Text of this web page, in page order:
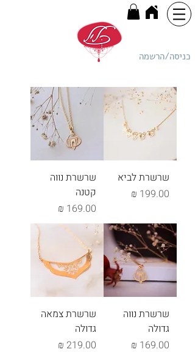
כניסה/הרשמה
שרשרת לביא
מחיר
שרשרת נווה
קטנה
מחיר
שרשרת נווה
גדולה
מחיר
שרשרת צמאה
גדולה
מחיר